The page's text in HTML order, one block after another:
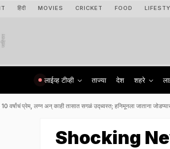
हिंदी MOVIES CRICKET FOOD
जाहिरात
लाईव्ह टीव्ही ताज्या देश शहरे
प्रेम, लग्न अन् काही तासात सगळं उद्ध्वस्त; हनिमूनला जाताना
Shocking